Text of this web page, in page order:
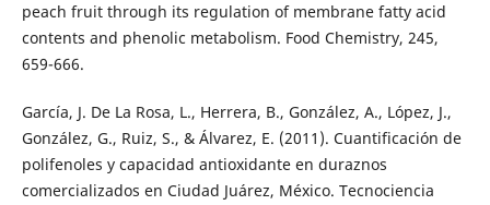
peach fruit through its regulation of membrane fatty acid
contents and phenolic metabolism. Food Chemistry, 245,
659-666.
García, J. De La Rosa, L., Herrera, B., González, A., López, J.,
González, G., Ruiz, S., & Álvarez, E. (2011). Cuantificación de
polifenoles y capacidad antioxidante en duraznos
comercializados en Ciudad Juárez, México. Tecnociencia